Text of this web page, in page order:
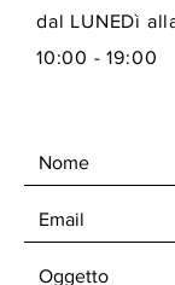
dal LUNEDì
10:00 - 19:00